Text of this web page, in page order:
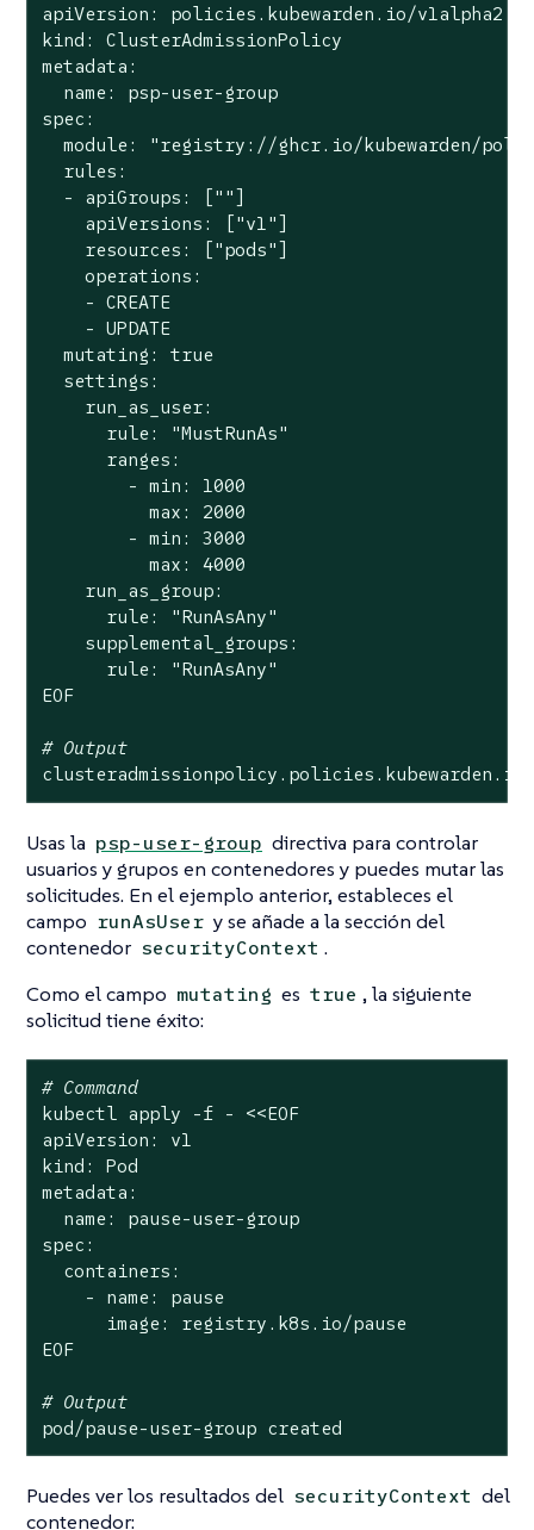
apiVersion: policies.kubewarden.io/v1alpha2
kind: ClusterAdmissionPolicy
metadata:
  name: psp-user-group
spec:
  module:
"registry://ghcr.io/kubewarden/
  rules:
  - apiGroups: [
"" ]
    apiVersions: [
"v1" ]
    resources: [
"pods" ]
    operations:
    - CREATE
    - UPDATE
  mutating:
true
  settings:
    run_as_user:
      rule:
"MustRunAs"
      ranges:
        - min: 1000
          max: 2000
        - min: 3000
          max: 4000
    run_as_group:
      rule:
"RunAsAny"
    supplemental_groups:
      rule:
"RunAsAny"
EOF
# Output
Usas la psp-user-group directiva para controlar
usuarios y grupos en contenedores y puedes mutar las
solicitudes. En el ejemplo anterior, estableces el
campo runAsUser y se añade a la sección del
contenedor securityContext .
Como el campo mutating es true , la siguiente
solicitud tiene éxito:
# Command
kubectl apply -f - <<EOF
apiVersion: v1
kind: Pod
metadata:
  name: pause-user-group
spec:
  containers:
    - name: pause
      image: registry.k8s.io/pause
EOF
# Output
pod/pause-user-group created
Puedes ver los resultados del securityContext del
contenedor: